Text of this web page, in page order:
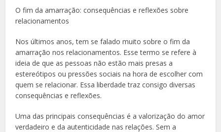
O fim da amarração: consequências e reflexões sobre
relacionamentos
Nos últimos anos, tem se falado muito sobre o fim da
amarração nos relacionamentos. Esse termo se refere à
ideia de que as pessoas não estão mais presas a
estereótipos ou pressões sociais na hora de escolher com
quem se relacionar. Essa liberdade traz consigo diversas
consequências e reflexões.
Uma das principais consequências é a valorização do amor
verdadeiro e da autenticidade nas relações. Sem a